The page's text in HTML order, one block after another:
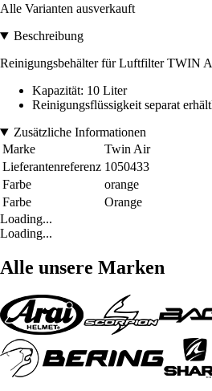
Alle Varianten ausverkauft
Beschreibung
Reinigungsbehälter für Luftfilter TWIN
Kapazität: 10 Liter
Reinigungsflüssigkeit separat
Zusätzliche Informationen
Marke
Twin Air
Lieferantenreferenz 1050433
Farbe
orange
Farbe
Orange
Loading...
Loading...
Alle unsere Marken